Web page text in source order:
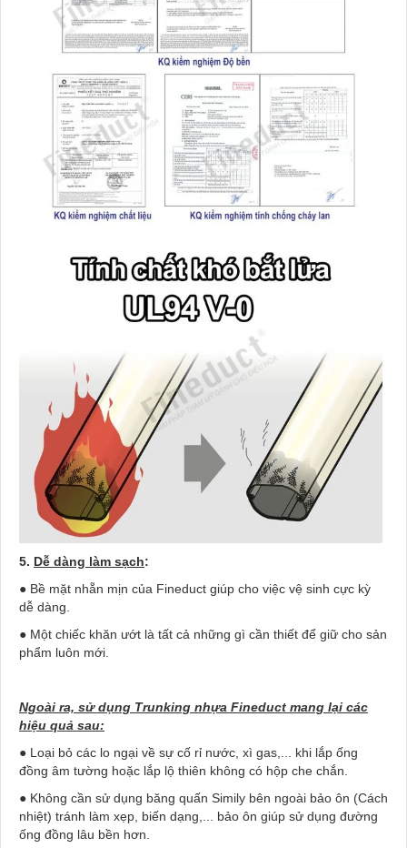
5. Dễ dàng làm sạch:
● Bề mặt nhẵn mịn của Fineduct giúp cho việc vệ sinh cực kỳ
dễ dàng.
● Một chiếc khăn ướt là tất cả những gì cần thiết để giữ cho sản
phẩm luôn mới.
Ngoài ra, sửdụng Trunking nhựa Fineduct mang lại các
hiệu quả sau:
● Loại bỏ các lo ngại về sự cố rỉ nước, xì gas,... khi lắp ống
đồng âm tường hoặc lắp lộ thiên không có hộp che chắn.
● Không cần sử dụng băng quấn Simily bên ngoài bảo ôn (Cách
nhiệt) tránh làm xẹp, biến dạng,... bảo ôn giúp sử dụng đường
ống đồng lâu bền hơn.